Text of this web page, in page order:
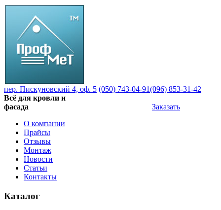
пер. Пискуновский 4, оф. 5 (050) 743-04-91(096) 853-31-42
Всё для кровли и
фасада
Заказать
О компании
Прайсы
Отзывы
Монтаж
Новости
Статьи
Контакты
Каталог